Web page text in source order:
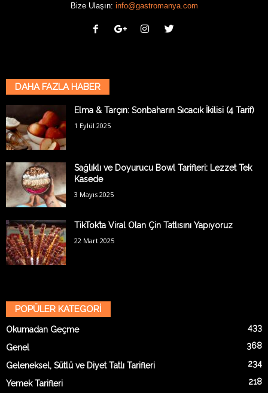
Bize Ulaşın: info@gastromanya.com
DAHA FAZLA HABER
Elma & Tarçın: Sonbaharın Sıcacık İkilisi (4 Tarif)
1 Eylül 2025
Sağlıklı ve Doyurucu Bowl Tarifleri: Lezzet Tek
Kasede
3 Mayıs 2025
TikTok’ta Viral Olan Çin Tatlısını Yapıyoruz
22 Mart 2025
POPÜLER KATEGORİ
Okumadan Geçme 433
Genel 368
Geleneksel, Sütlü ve Diyet Tatlı Tarifleri 234
Yemek Tarifleri 218